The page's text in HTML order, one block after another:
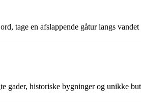
tage en afslappende gåtur langs
gader, historiske bygninger og unikke